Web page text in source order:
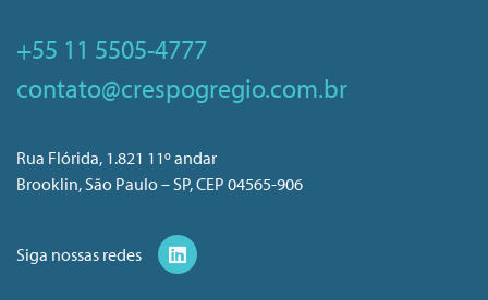
+55 11 5505-4777
contato@crespogregio.com.br
Rua Flórida, 1.821 11º andar
Brooklin, São Paulo – SP, CEP 04565-906
Siga nossas redes